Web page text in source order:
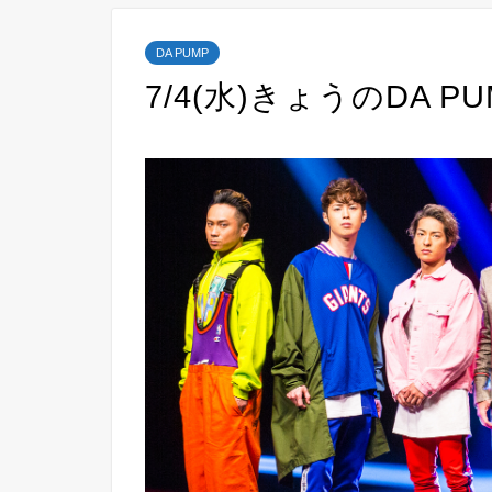
DA PUMP
7/4(水)きょうのDA